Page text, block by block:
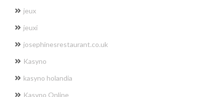
jeux
jeuxi
josephinesrestaurant.co.uk
Kasyno
kasyno holandia
Kasyno Online